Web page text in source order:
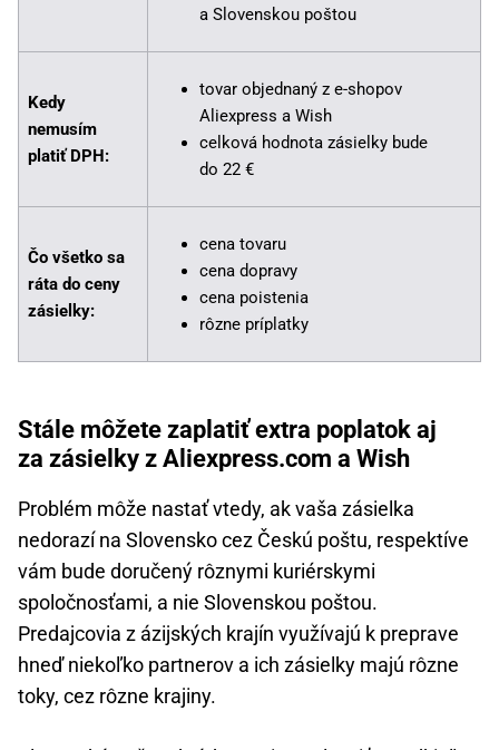
a Slovenskou poštou
Kedy
nemusím
platiť DPH:
tovar objednaný z e-shopov
Aliexpress a Wish
celková hodnota zásielky bude
do 22 €
Čo všetko sa
ráta do ceny
zásielky:
cena tovaru
cena dopravy
cena poistenia
rôzne príplatky
Stále môžete zaplatiť extra poplatok aj
za zásielky z Aliexpress.com a Wish
Problém môže nastať vtedy, ak vaša zásielka
nedorazí na Slovensko cez Českú poštu, respektíve
vám bude doručený rôznymi kuriérskymi
spoločnosťami, a nie Slovenskou poštou.
Predajcovia z ázijských krajín využívajú k preprave
hneď niekoľko partnerov a ich zásielky majú rôzne
toky, cez rôzne krajiny.